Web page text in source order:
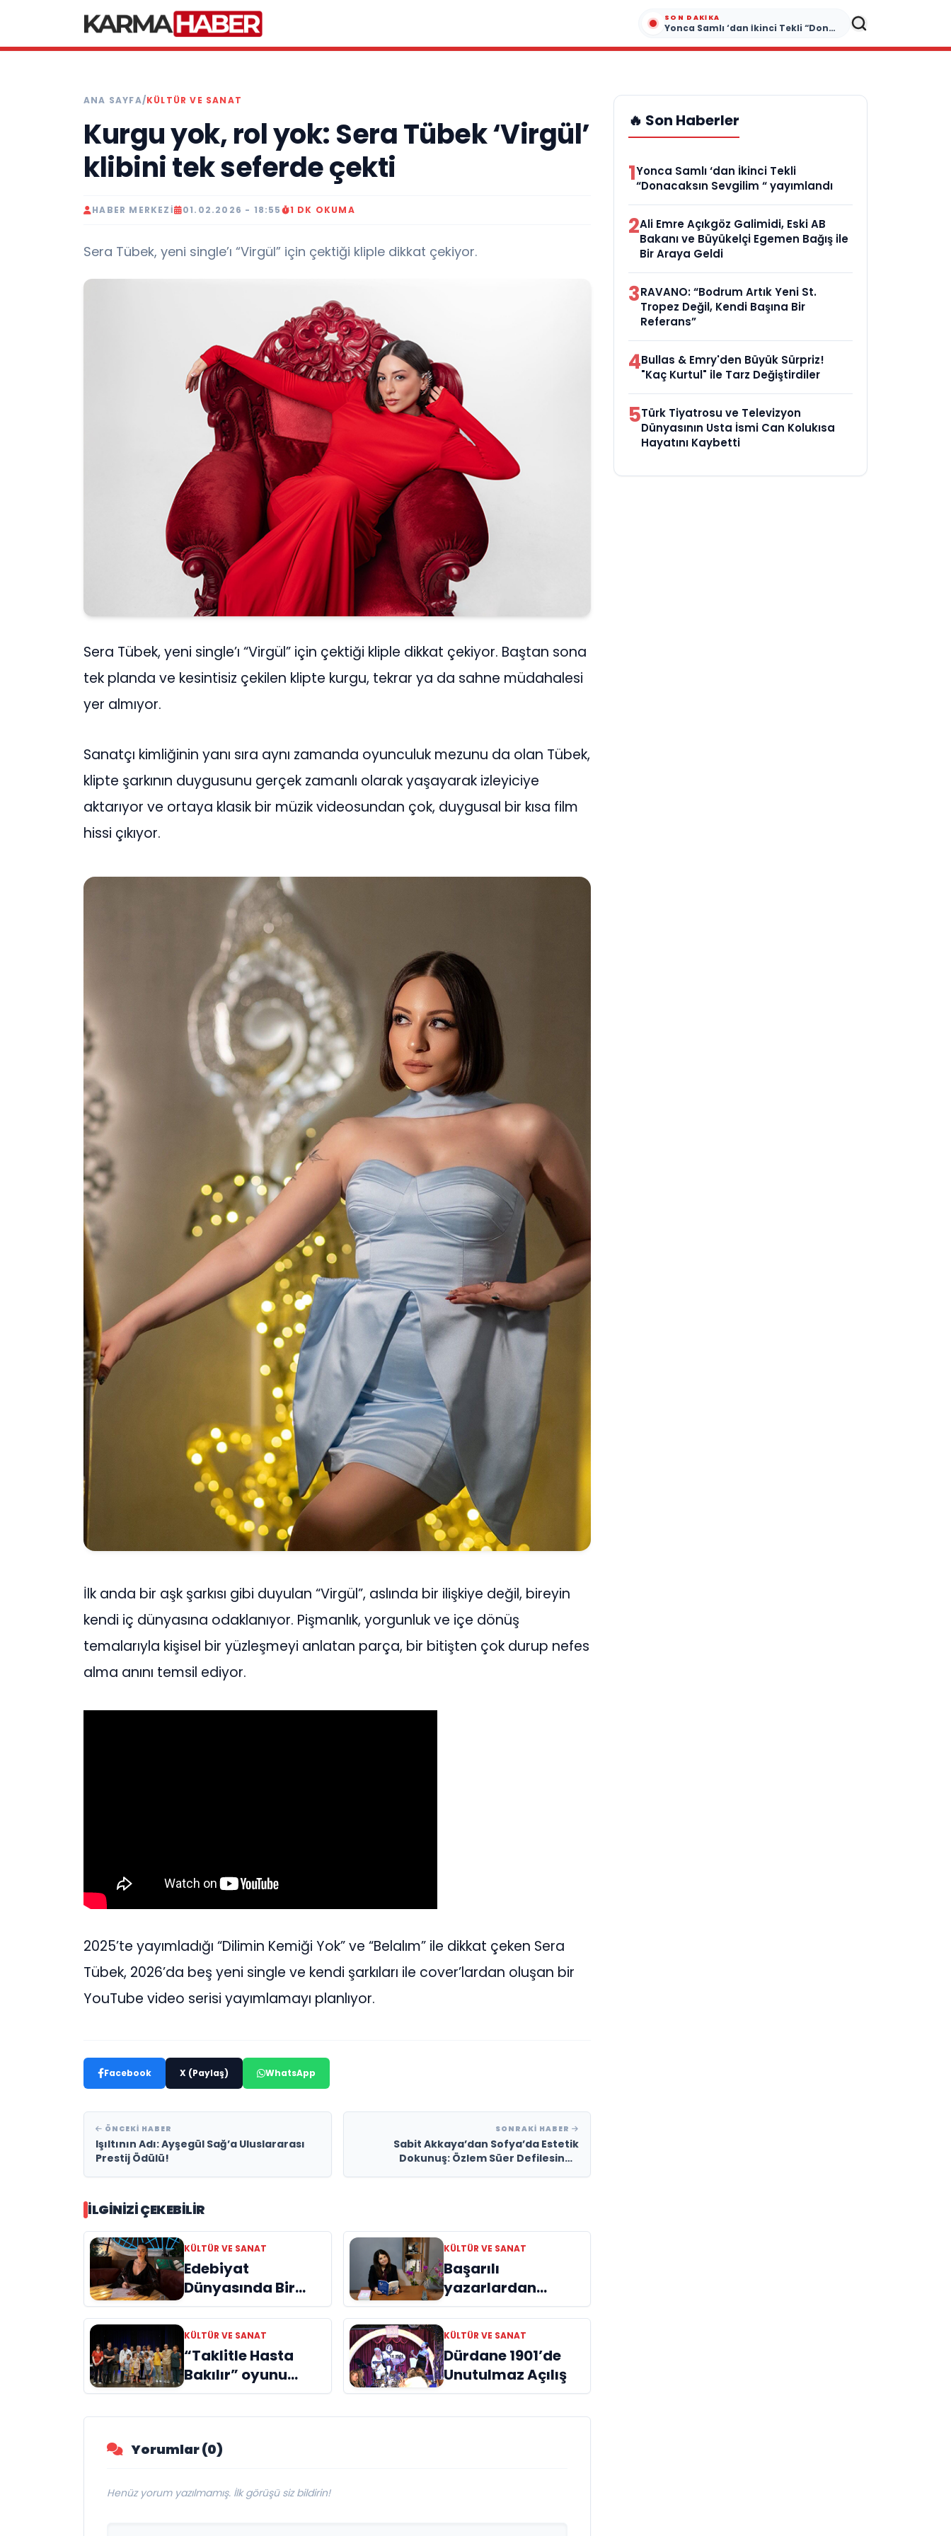
SON DAKIKA
Yonca Samlı ‘dan İkinci Tekli “Donacaksın Sevgilim “ yayımlandı
ANA SAYFA/KÜLTÜR VE SANAT
Kurgu yok, rol yok: Sera Tübek ‘Virgül’
klibini tek seferde çekti
HABER MERKEZI 01.02.2026 - 18:55 1 DK OKUMA
Sera Tübek, yeni single’ı “Virgül” için çektiği kliple dikkat çekiyor.
Sera Tübek, yeni single’ı “Virgül” için çektiği kliple dikkat çekiyor. Baştan sona
tek planda ve kesintisiz çekilen klipte kurgu, tekrar ya da sahne müdahalesi
yer almıyor.
Sanatçı kimliğinin yanı sıra aynı zamanda oyunculuk mezunu da olan Tübek,
klipte şarkının duygusunu gerçek zamanlı olarak yaşayarak izleyiciye
aktarıyor ve ortaya klasik bir müzik videosundan çok, duygusal bir kısa film
hissi çıkıyor.
İlk anda bir aşk şarkısı gibi duyulan “Virgül”, aslında bir ilişkiye değil, bireyin
kendi iç dünyasına odaklanıyor. Pişmanlık, yorgunluk ve içe dönüş
temalarıyla kişisel bir yüzleşmeyi anlatan parça, bir bitişten çok durup nefes
alma anını temsil ediyor.
2025’te yayımladığı “Dilimin Kemiği Yok” ve “Belalım” ile dikkat çeken Sera
Tübek, 2026’da beş yeni single ve kendi şarkıları ile cover’lardan oluşan bir
YouTube video serisi yayımlamayı planlıyor.
Facebook X (Paylaş) WhatsApp
ÖNCEKI HABER
Işıltının Adı: Ayşegül Sağ’a Uluslararası
Prestij Ödülü!
SONRAKI HABER
Sabit Akkaya’dan Sofya’da Estetik
Dokunuş: Özlem Süer Defilesinde
İLGINIZI ÇEKEBILIR
KÜLTÜR VE SANAT
Edebiyat
Dünyasında Bir
Genç Deha
Doğuyor: Dilruba
Engin ve Zift Karası
Evreni ‘AVENOİR’
KÜLTÜR VE SANAT
Başarılı
yazarlardan
Azime Savaş’tan
başucu kitabı
“Emanet”
raflardaki yerini
aldı
KÜLTÜR VE SANAT
“Taklitle Hasta
Bakılır” oyunu
engelleri sanatla
aştı
KÜLTÜR VE SANAT
Dürdane 1901’de
Unutulmaz Açılış
Yorumlar (0)
Henüz yorum yazılmamış. İlk görüşü siz bildirin!
🔥 Son Haberler
1Yonca Samlı ‘dan İkinci Tekli
“Donacaksın Sevgilim “ yayımlandı
2Ali Emre Açıkgöz Galimidi, Eski AB
Bakanı ve Büyükelçi Egemen Bağış ile
Bir Araya Geldi
3RAVANO: “Bodrum Artık Yeni St.
Tropez Değil, Kendi Başına Bir
Referans”
4Bullas & Emry'den Büyük Sürpriz!
"Kaç Kurtul" ile Tarz Değiştirdiler
5Türk Tiyatrosu ve Televizyon
Dünyasının Usta İsmi Can Kolukısa
Hayatını Kaybetti